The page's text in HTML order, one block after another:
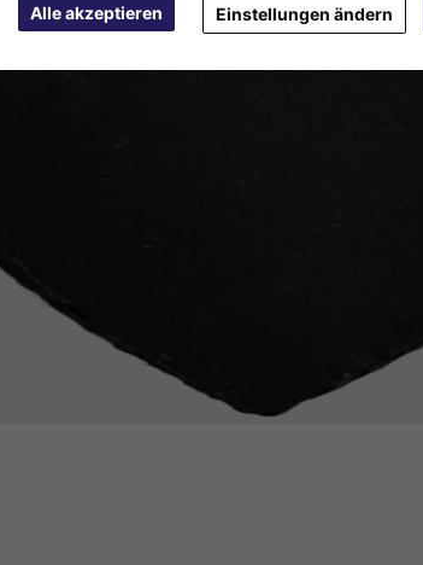
Alle akzeptieren Einstellungen ändern